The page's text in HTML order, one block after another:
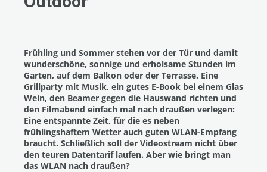
Frühling und Sommer stehen vor der Tür und damit
wunderschöne, sonnige und erholsame Stunden im
Garten, auf dem Balkon oder der Terrasse. Eine
Grillparty mit Musik, ein gutes E-Book bei einem Glas
Wein, den Beamer gegen die Hauswand richten und
den Filmabend einfach mal nach draußen verlegen:
Eine entspannte Zeit, für die es neben
frühlingshaftem Wetter auch guten WLAN-Empfang
braucht. Schließlich soll der Videostream nicht über
den teuren Datentarif laufen. Aber wie bringt man
das WLAN nach draußen?